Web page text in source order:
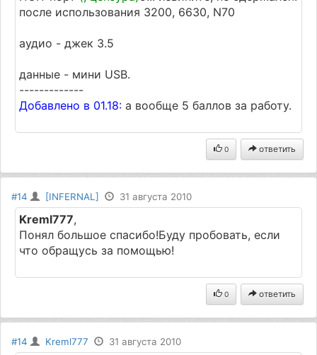
после использования 3200, 6630, N70
аудио - джек 3.5
данные - мини USB.
-------------
Добавлено в 01.18: а вообще 5 баллов за работу.
0 ответить
#14 [INFERNAL] 31 августа 2010
Kreml777,
Понял большое спасибо!Буду пробовать, если
что обращусь за помощью!
0 ответить
#14 Kreml777 31 августа 2010